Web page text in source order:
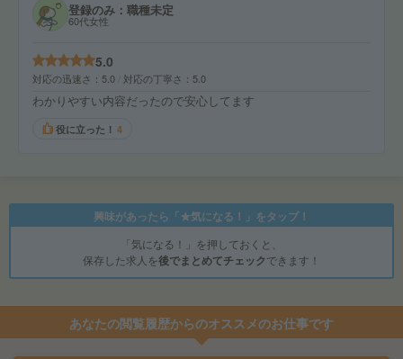
登録のみ：職種未定
60代女性
5.0
対応の迅速さ 5.0 対応の丁寧さ 5.0
わかりやすい内容だったので安心してます
役に立った！ 4
興味があったら「★気になる！」をタップ！
「気になる！」を押しておくと、
保存した求人を後でまとめてチェックできます！
あなたの閲覧履歴からのオススメのお仕事です